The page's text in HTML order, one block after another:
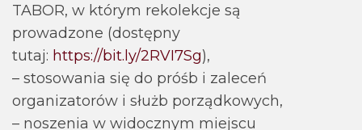
TABOR, w którym rekolekcje są
prowadzone (dostępny
tutaj: https://bit.ly/2RVI7Sg),
– stosowania się do próśb i zaleceń
organizatorów i służb porządkowych,
– noszenia w widocznym miejscu